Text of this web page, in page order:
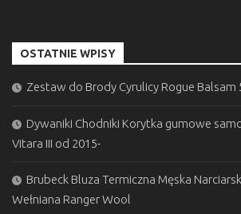
OSTATNIE WPISY
Zestaw do Brody Cyrulicy Rogue Balsam
Dywaniki Chodniki Korytka gumowe
Vitara III od 2015-
Brubeck Bluza Termiczna Męska
Wełniana Ranger Wool